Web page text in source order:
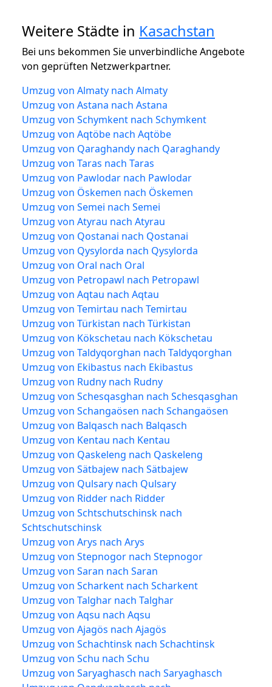
Weitere Städte in Kasachstan
Bei uns bekommen Sie unverbindliche Angebote
von geprüften Netzwerkpartner.
Umzug von Almaty nach Almaty
Umzug von Astana nach Astana
Umzug von Schymkent nach Schymkent
Umzug von Aqtöbe nach Aqtöbe
Umzug von Qaraghandy nach Qaraghandy
Umzug von Taras nach Taras
Umzug von Pawlodar nach Pawlodar
Umzug von Öskemen nach Öskemen
Umzug von Semei nach Semei
Umzug von Atyrau nach Atyrau
Umzug von Qostanai nach Qostanai
Umzug von Qysylorda nach Qysylorda
Umzug von Oral nach Oral
Umzug von Petropawl nach Petropawl
Umzug von Aqtau nach Aqtau
Umzug von Temirtau nach Temirtau
Umzug von Türkistan nach Türkistan
Umzug von Kökschetau nach Kökschetau
Umzug von Taldyqorghan nach Taldyqorghan
Umzug von Ekibastus nach Ekibastus
Umzug von Rudny nach Rudny
Umzug von Schesqasghan nach Schesqasghan
Umzug von Schangaösen nach Schangaösen
Umzug von Balqasch nach Balqasch
Umzug von Kentau nach Kentau
Umzug von Qaskeleng nach Qaskeleng
Umzug von Sätbajew nach Sätbajew
Umzug von Qulsary nach Qulsary
Umzug von Ridder nach Ridder
Umzug von Schtschutschinsk nach
Schtschutschinsk
Umzug von Arys nach Arys
Umzug von Stepnogor nach Stepnogor
Umzug von Saran nach Saran
Umzug von Scharkent nach Scharkent
Umzug von Talghar nach Talghar
Umzug von Aqsu nach Aqsu
Umzug von Ajagös nach Ajagös
Umzug von Schachtinsk nach Schachtinsk
Umzug von Schu nach Schu
Umzug von Saryaghasch nach Saryaghasch